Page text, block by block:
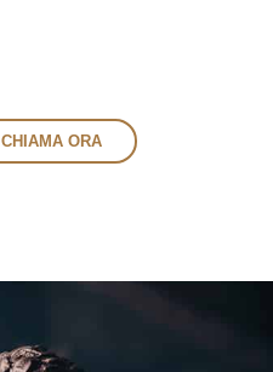
CHIAMA ORA